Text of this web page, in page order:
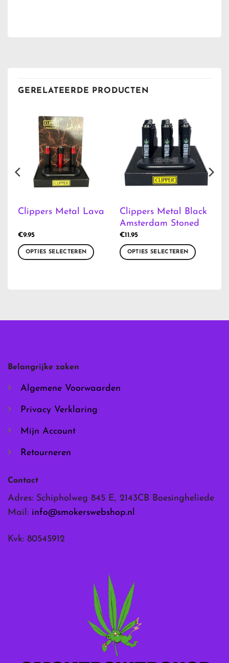
GERELATEERDE PRODUCTEN
Clippers Metal Lava
€9.95
OPTIES SELECTEREN
worden
op
de
productpagina
Clippers Metal Black
Amsterdam Stoned
€11.95
OPTIES SELECTEREN
Belangrijke zaken
Algemene Voorwaarden
Privacy Verklaring
Mijn Account
Retourneren
Contact
Adres: Schipholweg 845 E, 2143CB Boesingheliede
Mail: info@smokerswebshop.nl
Kvk: 80545912